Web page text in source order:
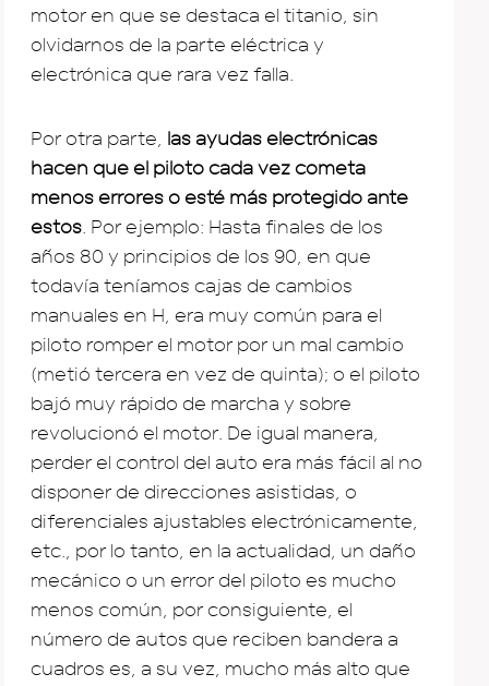
motor en que se destaca el titanio, sin
olvidarnos de la parte eléctrica y
electrónica que rara vez falla.
Por otra parte, las ayudas electrónicas
hacen que el piloto cada vez cometa
menos errores o esté más protegido ante
estos . Por ejemplo: Hasta finales de los
años 80 y principios de los 90, en que
todavía teníamos cajas de cambios
manuales en H, era muy común para el
piloto romper el motor por un mal cambio
(metió tercera en vez de quinta); o el piloto
bajó muy rápido de marcha y sobre
revolucionó el motor. De igual manera,
perder el control del auto era más fácil al no
disponer de direcciones asistidas, o
diferenciales ajustables electrónicamente,
etc., por lo tanto, en la actualidad, un daño
mecánico o un error del piloto es mucho
menos común, por consiguiente, el
número de autos que reciben bandera a
cuadros es, a su vez, mucho más alto que